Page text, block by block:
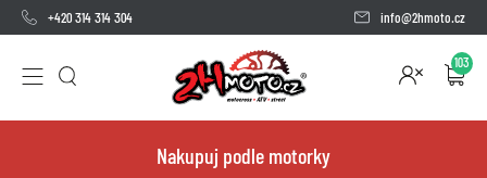
+420 314 314 304 info@2hmoto.cz
103
Nakupuj podle motorky